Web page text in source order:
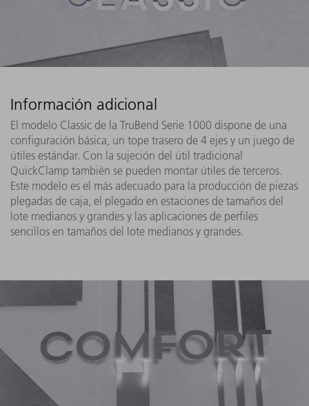
Información adicional
El modelo Classic de la TruBend Serie 1000 dispone de una
configuración básica, un tope trasero de 4 ejes y un juego de
útiles estándar. Con la sujeción del útil tradicional
QuickClamp también se pueden montar útiles de terceros.
Este modelo es el más adecuado para la producción de piezas
plegadas de caja, el plegado en estaciones de tamaños del
lote medianos y grandes y las aplicaciones de perfiles
sencillos en tamaños del lote medianos y grandes.